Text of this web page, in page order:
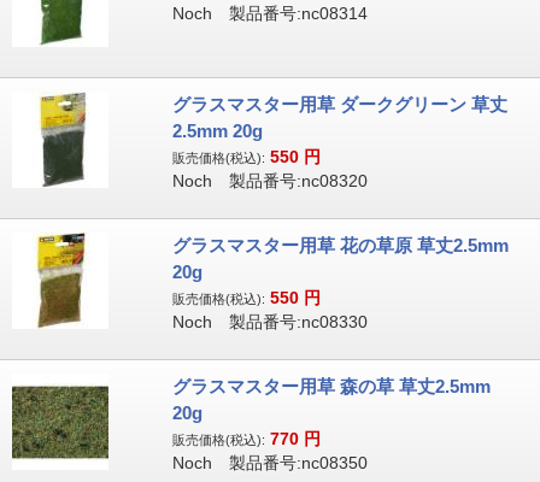
Noch 製品番号:nc08314
グラスマスター用草 ダークグリーン 草丈
2.5mm 20g
販売価格(税込): 550 円
Noch 製品番号:nc08320
グラスマスター用草 花の草原 草丈2.5mm
20g
販売価格(税込): 550 円
Noch 製品番号:nc08330
グラスマスター用草 森の草 草丈2.5mm
20g
販売価格(税込): 770 円
Noch 製品番号:nc08350